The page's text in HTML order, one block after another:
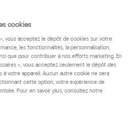
nous consulter.
cookies
vous acceptez le dépôt de cookies sur votre
les fonctionnalités, la personnalisation,
que pour contribuer à nos efforts marketing. En
», vous acceptez seulement le dépôt des
votre appareil. Aucun autre cookie ne sera
cette option, votre expérience de
Pour en savoir plus, consultez notre